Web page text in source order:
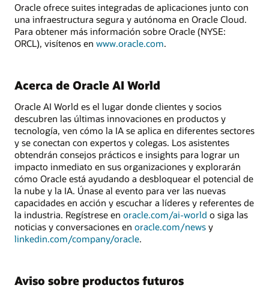
Oracle ofrece suites integradas de aplicaciones junto con
una infraestructura segura y autónoma en Oracle Cloud.
Para obtener más información sobre Oracle (NYSE:
ORCL), visítenos en www.oracle.com.
Acerca de Oracle AI World
Oracle AI World es el lugar donde clientes y socios
descubren las últimas innovaciones en productos y
tecnología, ven cómo la IA se aplica en diferentes sectores
y se conectan con expertos y colegas. Los asistentes
obtendrán consejos prácticos e insights para lograr un
impacto inmediato en sus organizaciones y explorarán
cómo Oracle está ayudando a desbloquear el potencial de
la nube y la IA. Únase al evento para ver las nuevas
capacidades en acción y escuchar a líderes y referentes de
la industria. Regístrese en oracle.com/ai-world o siga las
noticias y conversaciones en oracle.com/news y
linkedin.com/company/oracle.
Aviso sobre productos futuros